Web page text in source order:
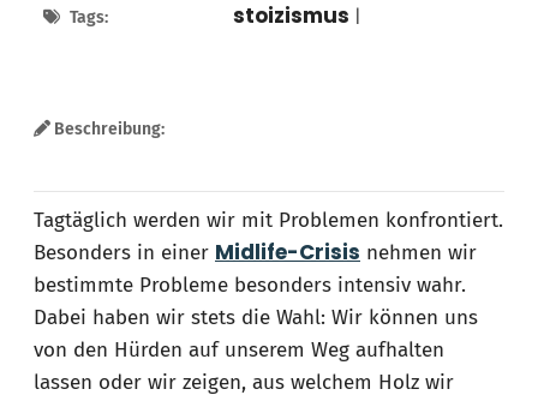
Tags: stoizismus
Beschreibung:
Tagtäglich werden wir mit Problemen konfrontiert.
Besonders in einer Midlife-Crisis nehmen wir
bestimmte Probleme besonders intensiv wahr.
Dabei haben wir stets die Wahl: Wir können uns
von den Hürden auf unserem Weg aufhalten
lassen oder wir zeigen, aus welchem Holz wir